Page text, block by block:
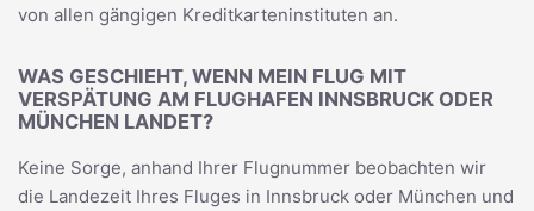
von allen gängigen Kreditkarteninstituten an.
WAS GESCHIEHT, WENN MEIN FLUG MIT
VERSPÄTUNG AM FLUGHAFEN INNSBRUCK ODER
MÜNCHEN LANDET?
Keine Sorge, anhand Ihrer Flugnummer beobachten wir
die Landezeit Ihres Fluges in Innsbruck oder München und